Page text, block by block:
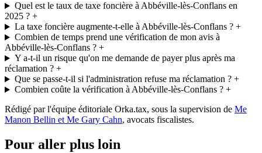
Quel est le taux de taxe foncière à Abbéville-lès-Conflans en
2025 ? +
La taxe foncière augmente-t-elle à Abbéville-lès-Conflans ?+
Combien de temps prend une vérification de mon avis à
Abbéville-lès-Conflans ? +
Y a-t-il un risque qu'on me demande de payer plus après ma
réclamation ? +
Que se passe-t-il si l'administration refuse ma réclamation ?+
Combien coûte la vérification à Abbéville-lès-Conflans ?+
Rédigé par l'équipe éditoriale Orka.tax, sous la supervision de Me
Manon Bellin et Me Gary Cahn, avocats fiscalistes.
Pour aller plus loin